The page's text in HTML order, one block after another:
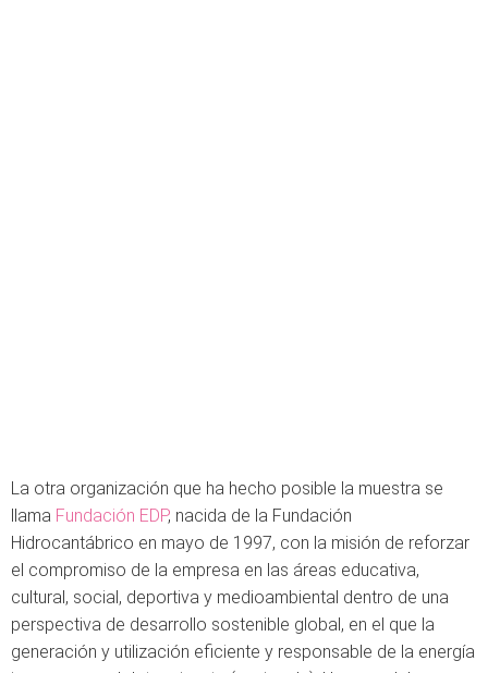
La otra organización que ha hecho posible la muestra se
llama Fundación EDP, nacida de la Fundación
Hidrocantábrico en mayo de 1997, con la misión de reforzar
el compromiso de la empresa en las áreas educativa,
cultural, social, deportiva y medioambiental dentro de una
perspectiva de desarrollo sostenible global, en el que la
generación y utilización eficiente y responsable de la energía